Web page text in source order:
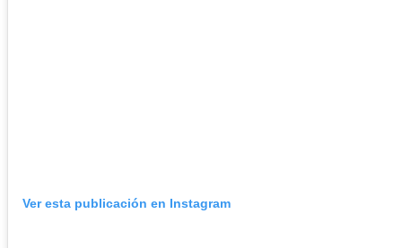
Ver esta publicación en Instagram